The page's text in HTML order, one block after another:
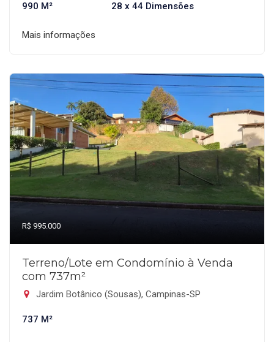
990 M² 28 x 44 Dimensões
Mais informações
R$ 995.000
Terreno/Lote em Condomínio à Venda
com 737m²
Jardim Botânico (Sousas), Campinas-SP
737 M²